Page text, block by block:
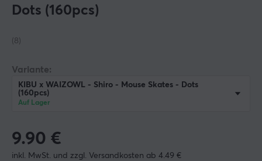
Dots (160pcs)
(8)
Variante:
KIBU x WAIZOWL - Shiro - Mouse Skates - Dots
(160pcs)
Auf Lager
9.90 €
inkl. MwSt. und zzgl. Versandkosten ab 4.49 €